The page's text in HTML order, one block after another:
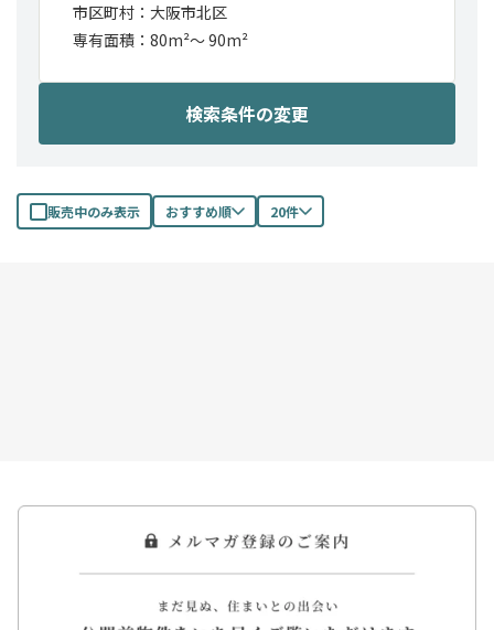
市区町村： 大阪市北区
専有面積： 80m²〜90m²
検索条件の変更
販売中のみ表示 おすすめ順 20件